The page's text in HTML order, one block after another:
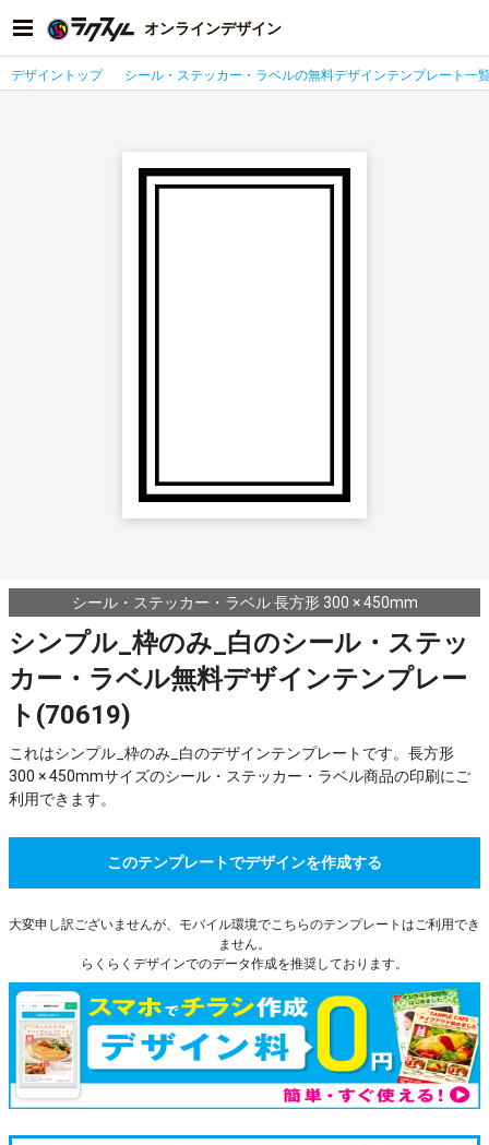
オンラインデザイン
デザイントップ シール・ステッカー・ラベルの無料デザインテンプレート一
シール・ステッカー・ラベル 長方形 300 × 450mm
シンプル_枠のみ_白のシール・ステッ
カー・ラベル無料デザインテンプレー
ト(70619)
これはシンプル_枠のみ_白のデザインテンプレートです。長方形
300 × 450mmサイズのシール・ステッカー・ラベル商品の印刷にご
利用できます。
このテンプレートでデザインを作成する
大変申し訳ございませんが、モバイル環境でこちらのテンプレートはご利用でき
ません。
らくらくデザインでのデータ作成を推奨しております。